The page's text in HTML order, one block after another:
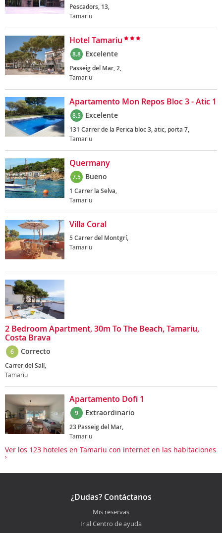
Pescadors, 13,
Tamariu
Hotel Tamariu
8.8 Excelente
Passeig del Mar, 2,
Tamariu
Apartamento Mon Repos Bloc 3 - Atic 1
8.5 Excelente
131 Carrer de la Perica bloc 3, atic, porta 7,
Tamariu
Quermany
7.5 Bueno
1 Carrer la Selva,
Tamariu
Villa Coral
5 Carrer del Montgrí,
Tamariu
2 Bedroom Apartment, 30m To The Beach, Tamariu,
Costa Brava
6 Correcto
Carrer del Salí,
Tamariu
Apartamento Dofi 1
9 Extraordinario
23 Passeig del Mar,
Tamariu
Ver los 123 hoteles en Tamariu con internet en las habitaciones
¿Dudas? Contáctanos
Mis reservas
Ir al Centro de ayuda